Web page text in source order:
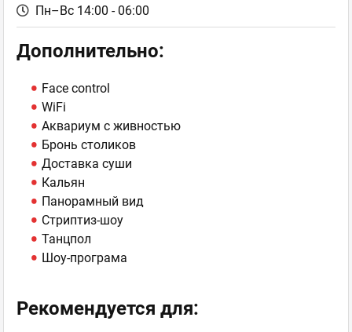
Пн–Вс 14:00 - 06:00
Дополнительно:
Face control
WiFi
Аквариум с живностью
Бронь столиков
Доставка суши
Кальян
Панорамный вид
Стриптиз-шоу
Танцпол
Шоу-програма
Рекомендуется для: